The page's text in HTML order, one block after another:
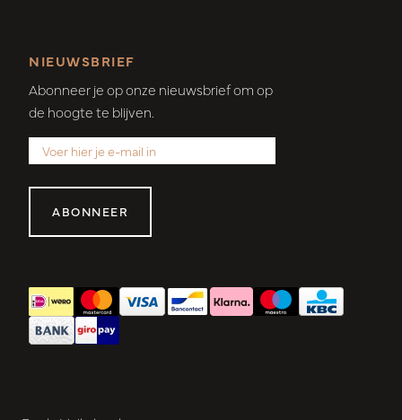
NIEUWSBRIEF
Abonneer je op onze nieuwsbrief om op
de hoogte te blijven.
ABONNEER